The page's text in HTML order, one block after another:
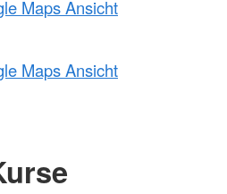
Maps Ansicht
Maps Ansicht